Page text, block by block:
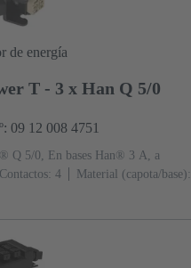
de energía
T - 3 x Han Q 5/0
09 12 008 4751
Q 5/0, En bases Han® 3 A, a
Contactos: 4
Material (capota/base):